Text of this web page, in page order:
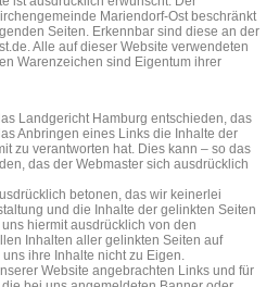
Mariendorf-Ost beschränkt
Seiten. Erkennbar sind diese an der
Alle auf dieser Website verwendeten
Warenzeichen sind Eigentum ihrer
Landgericht Hamburg entschieden, das
Anbringen eines Links die Inhalte der
zu verantworten hat. Dies kann – so das
das der Webmaster sich ausdrücklich
betonen, das wir keinerlei
und die Inhalte der gelinkten Seiten
hiermit ausdrücklich von den
Inhalten aller gelinkten Seiten auf
ihre Inhalte nicht zu Eigen.
Website angebrachten Links und für